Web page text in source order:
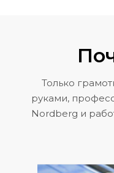
Только
руками,
Nordberg и